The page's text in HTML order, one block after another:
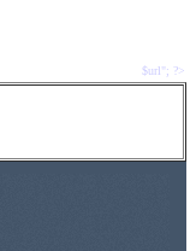
$url"; ?>